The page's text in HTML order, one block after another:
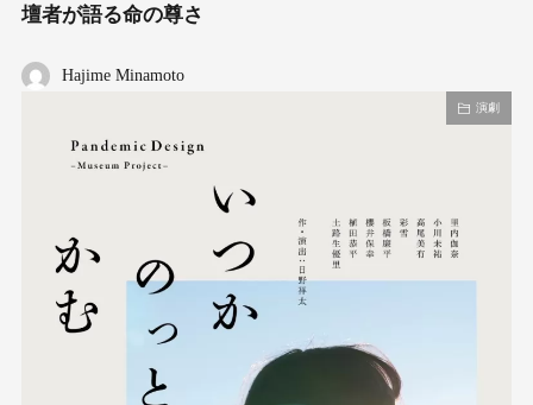
壇者が語る命の尊さ
Hajime Minamoto
演劇